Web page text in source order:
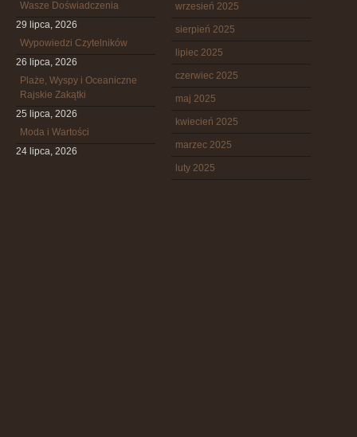
Wasze Doświadczenia
29 lipca, 2026
Wypowiedzi Czytelników
26 lipca, 2026
Plaże, Wyspy i Oceaniczne
Rajskie Zakątki
25 lipca, 2026
Moda i Wartości
24 lipca, 2026
wrzesień 2025
sierpień 2025
lipiec 2025
czerwiec 2025
maj 2025
kwiecień 2025
marzec 2025
luty 2025